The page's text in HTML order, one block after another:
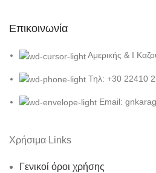
Επικοινωνία
Αμερικής & Ι
Τηλ: +30 22410
Email:
Χρήσιμα Links
Γενικοί όροι χρήσης